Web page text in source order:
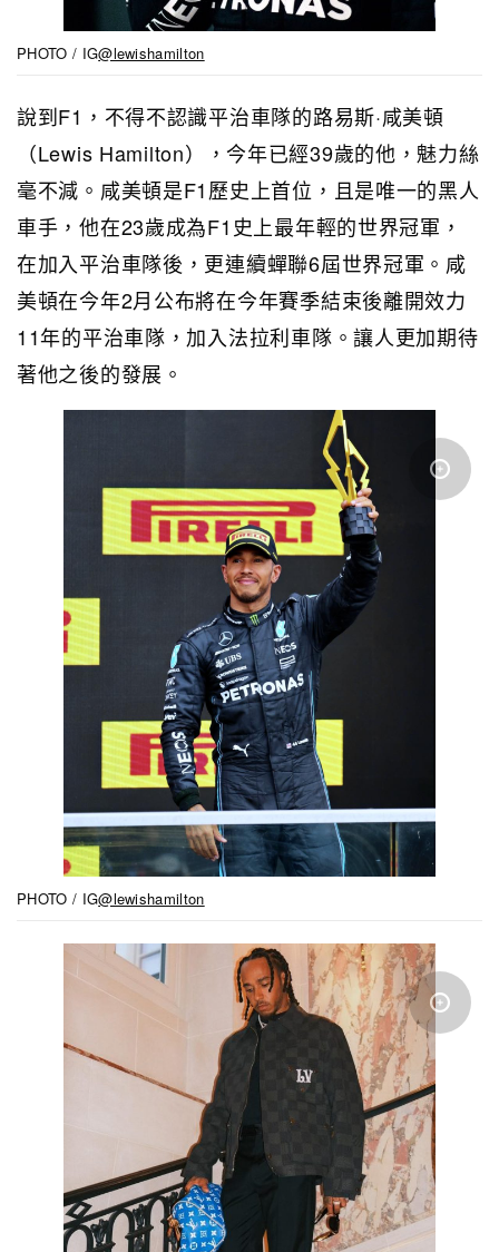
PHOTO / IG@lewishamilton
說到F1，不得不認識平治車隊的路易斯·咸美頓
（Lewis Hamilton），今年已經39歲的他，魅力絲
毫不減。咸美頓是F1歷史上首位，且是唯一的黑人
車手，他在23歲成為F1史上最年輕的世界冠軍，
在加入平治車隊後，更連續蟬聯6屆世界冠軍。咸
美頓在今年2月公布將在今年賽季結束後離開效力
11年的平治車隊，加入法拉利車隊。讓人更加期待
著他之後的發展。
PHOTO / IG@lewishamilton